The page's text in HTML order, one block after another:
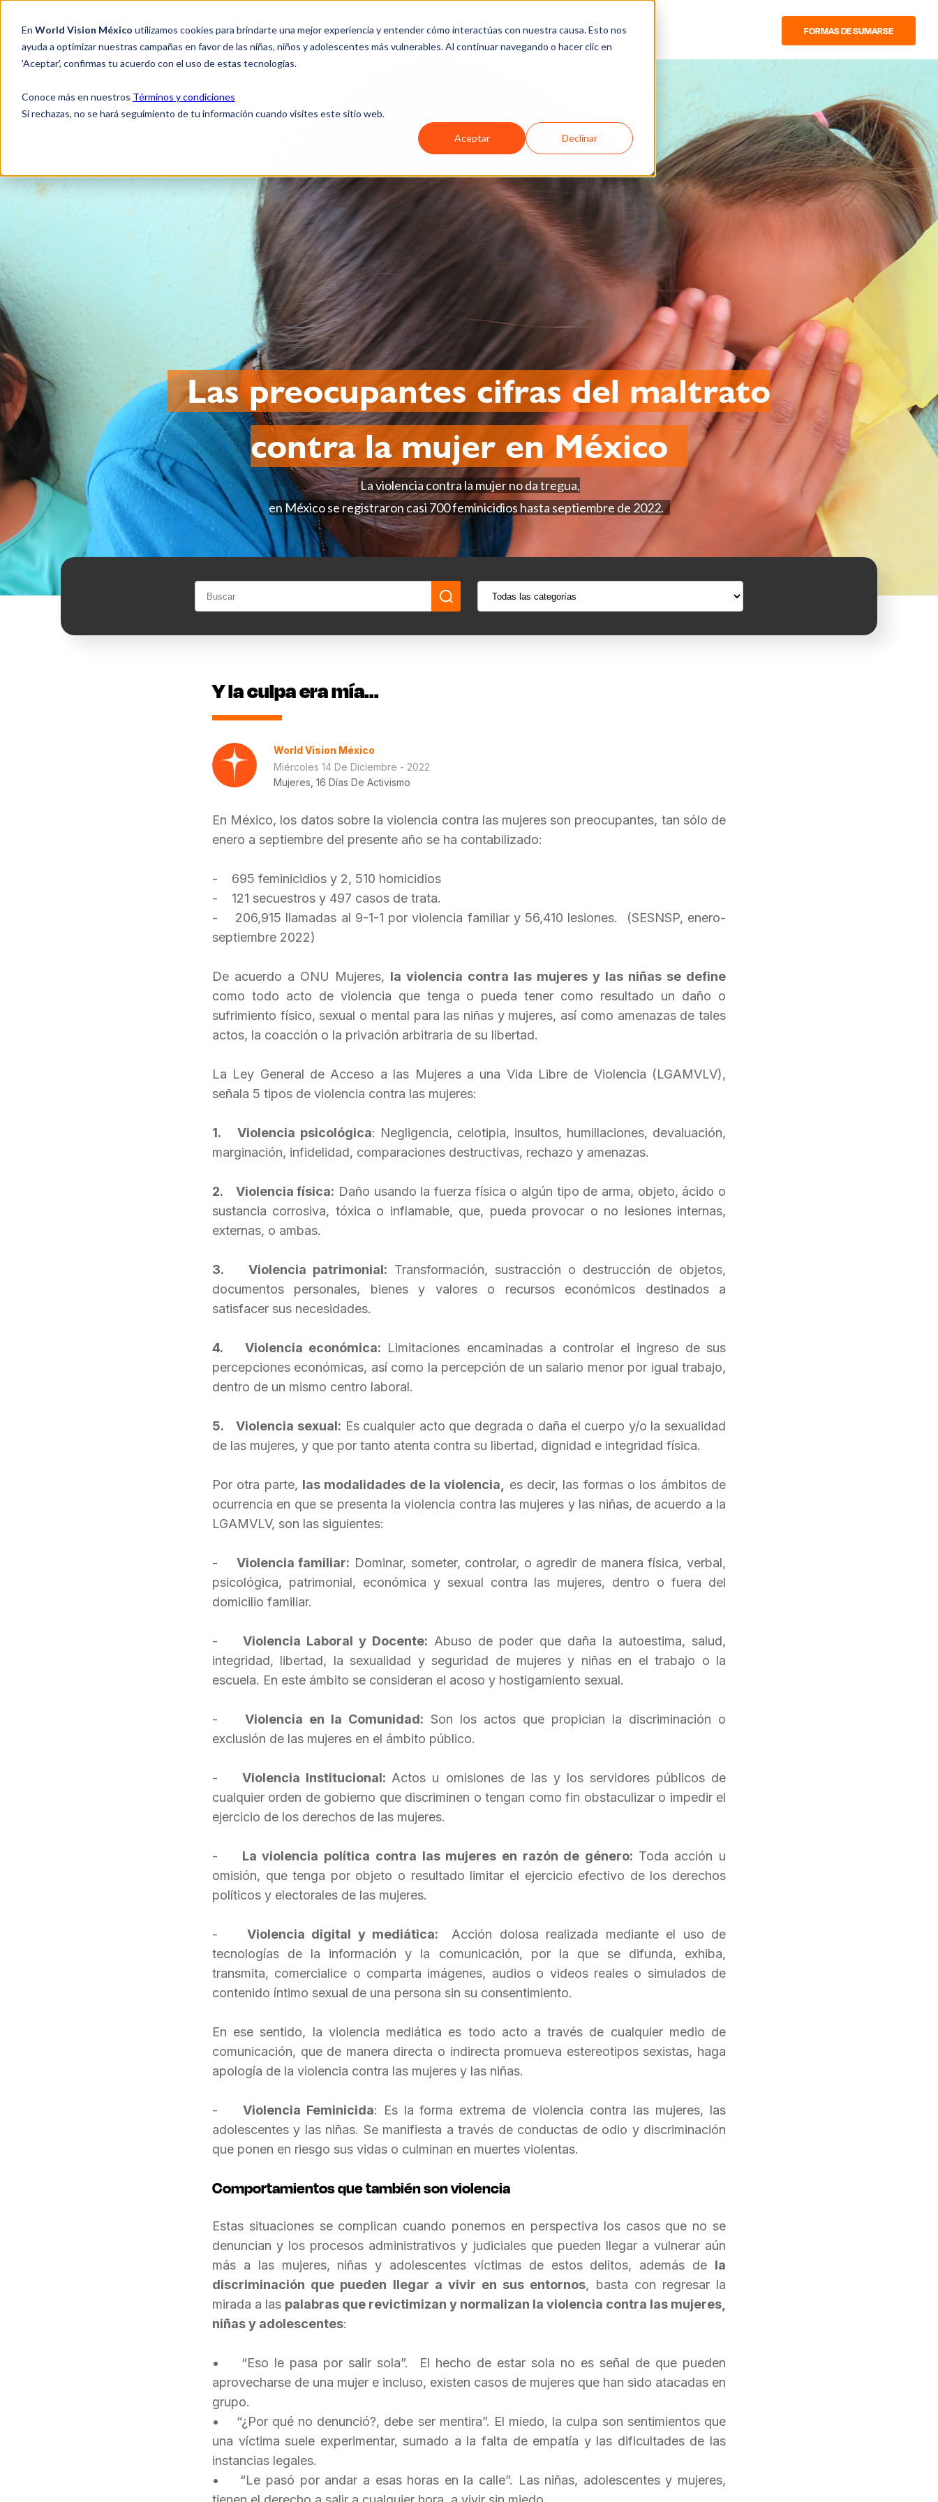
En World Vision México utilizamos cookies para brindarte una mejor experiencia y entender cómo interactúas con nuestra causa. Esto nos
ayuda a optimizar nuestras campañas en favor de las niñas, niños y adolescentes más vulnerables. Al continuar navegando o hacer clic en
'Aceptar', confirmas tu acuerdo con el uso de estas tecnologías.
Conoce más en nuestros Términos y condiciones
Si rechazas, no se hará seguimiento de tu información cuando visites este sitio web.
Aceptar Declinar
NOSOTROS QUÉ HACEMOS FORMAS DE APOYAR MEDIOS FORMAS DE SUMARSE
Las preocupantes cifras del maltrato
contra la mujer en México
La violencia contra la mujer no da tregua,
en México se registraron casi 700 feminicidios hasta septiembre de 2022.
Y la culpa era mía...
World Vision México
Miércoles 14 De Diciembre - 2022
Mujeres, 16 Días De Activismo
En México, los datos sobre la violencia contra las mujeres son preocupantes, tan sólo de
enero a septiembre del presente año se ha contabilizado:
- 695 feminicidios y 2, 510 homicidios
- 121 secuestros y 497 casos de trata.
- 206,915 llamadas al 9-1-1 por violencia familiar y 56,410 lesiones. (SESNSP, enero-
septiembre 2022)
De acuerdo a ONU Mujeres, la violencia contra las mujeres y las niñas se define
como todo acto de violencia que tenga o pueda tener como resultado un daño o
sufrimiento físico, sexual o mental para las niñas y mujeres, así como amenazas de tales
actos, la coacción o la privación arbitraria de su libertad.
La Ley General de Acceso a las Mujeres a una Vida Libre de Violencia (LGAMVLV),
señala 5 tipos de violencia contra las mujeres:
1. Violencia psicológica: Negligencia, celotipia, insultos, humillaciones, devaluación,
marginación, infidelidad, comparaciones destructivas, rechazo y amenazas.
2. Violencia física: Daño usando la fuerza física o algún tipo de arma, objeto, ácido o
sustancia corrosiva, tóxica o inflamable, que, pueda provocar o no lesiones internas,
externas, o ambas.
3. Violencia patrimonial: Transformación, sustracción o destrucción de objetos,
documentos personales, bienes y valores o recursos económicos destinados a
satisfacer sus necesidades.
4. Violencia económica: Limitaciones encaminadas a controlar el ingreso de sus
percepciones económicas, así como la percepción de un salario menor por igual trabajo,
dentro de un mismo centro laboral.
5. Violencia sexual: Es cualquier acto que degrada o daña el cuerpo y/o la sexualidad
de las mujeres, y que por tanto atenta contra su libertad, dignidad e integridad física.
Por otra parte, las modalidades de la violencia,
es decir, las formas o los ámbitos de
ocurrencia en que se presenta la violencia contra las mujeres y las niñas, de acuerdo a la
LGAMVLV, son las siguientes:
- Violencia familiar: Dominar, someter, controlar, o agredir de manera física, verbal,
psicológica, patrimonial, económica y sexual contra las mujeres, dentro o fuera del
domicilio familiar.
-Violencia Laboral y Docente: Abuso de poder que daña la autoestima, salud,
integridad, libertad, la sexualidad y seguridad de mujeres y niñas en el trabajo o la
escuela. En este ámbito se consideran el acoso y hostigamiento sexual.
- Violencia en la Comunidad: Son los actos que propician la discriminación o
exclusión de las mujeres en el ámbito público.
- Violencia Institucional: Actos u omisiones de las y los servidores públicos de
cualquier orden de gobierno que discriminen o tengan como fin obstaculizar o impedir el
ejercicio de los derechos de las mujeres.
- La violencia política contra las mujeres en razón de género: Toda acción u
omisión, que tenga por objeto o resultado limitar el ejercicio efectivo de los derechos
políticos y electorales de las mujeres.
- Violencia digital y mediática: Acción dolosa realizada mediante el uso de
tecnologías de la información y la comunicación, por la que se difunda, exhiba,
transmita, comercialice o comparta imágenes, audios o videos reales o simulados de
contenido íntimo sexual de una persona sin su consentimiento.
En ese sentido, la violencia mediática es todo acto a través de cualquier medio de
comunicación, que de manera directa o indirecta promueva estereotipos sexistas, haga
apología de la violencia contra las mujeres y las niñas.
- Violencia Feminicida: Es la forma extrema de violencia contra las mujeres, las
adolescentes y las niñas. Se manifiesta a través de conductas de odio y discriminación
que ponen en riesgo sus vidas o culminan en muertes violentas.
Comportamientos que también son violencia
Estas situaciones se complican cuando ponemos en perspectiva los casos que no se
denuncian y los procesos administrativos y judiciales que pueden llegar a vulnerar aún
más a las mujeres, niñas y adolescentes víctimas de estos delitos, además de la
discriminación que pueden llegar a vivir en sus entornos, basta con regresar la
mirada a las palabras que revictimizan y normalizan la violencia contra las mujeres,
niñas y adolescentes:
• “Eso le pasa por salir sola”. El hecho de estar sola no es señal de que pueden
aprovecharse de una mujer e incluso, existen casos de mujeres que han sido atacadas en
grupo.
• “¿Por qué no denunció?, debe ser mentira”. El miedo, la culpa son sentimientos que
una víctima suele experimentar, sumado a la falta de empatía y las dificultades de las
instancias legales.
• “Le pasó por andar a esas horas en la calle”. Las niñas, adolescentes y mujeres,